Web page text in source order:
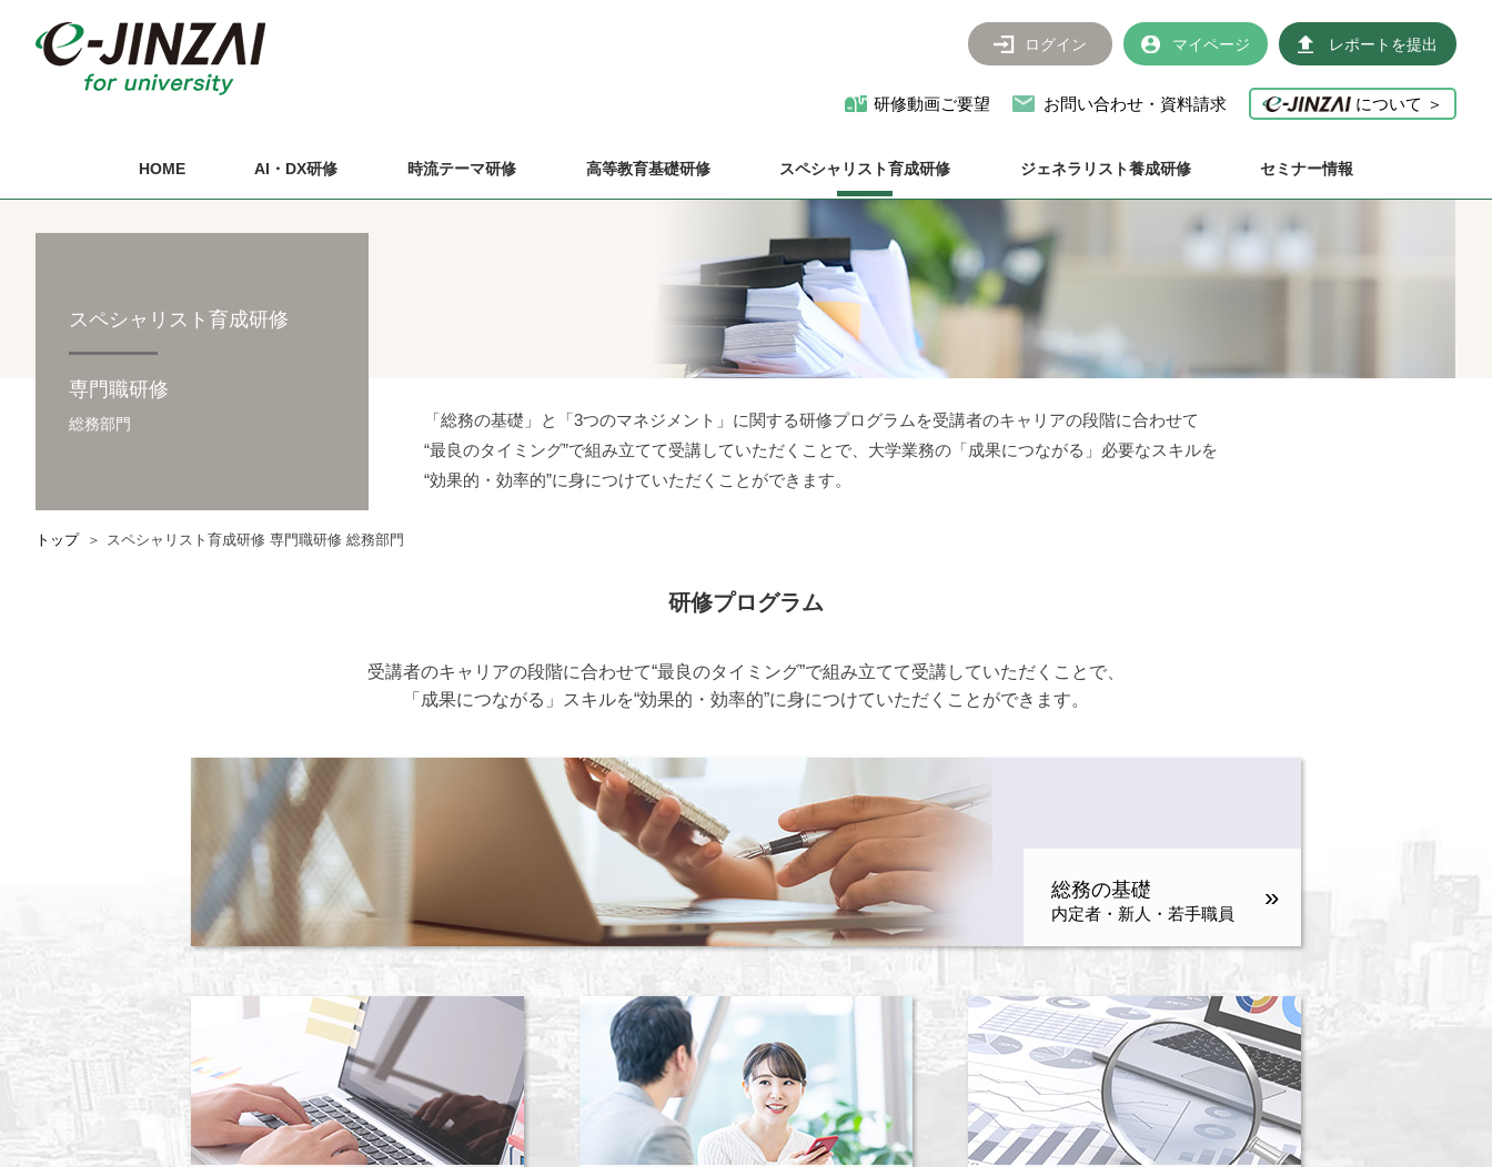
ログイン マイページ レポートを提出
研修動画ご要望 お問い合わせ・資料請求 について ＞
HOME AI・DX研修 時流テーマ研修 高等教育基礎研修 スペシャリスト育成研修 ジェネラリスト養成研修 セミナー情報
スペシャリスト育成研修
専門職研修
総務部門
「総務の基礎」と「3つのマネジメント」に関する研修プログラムを受講者のキャリアの段階に合わせて
“最良のタイミング”で組み立てて受講していただくことで、大学業務の「成果につながる」必要なスキルを
“効果的・効率的”に身につけていただくことができます。
トップ スペシャリスト育成研修 専門職研修 総務部門
研修プログラム
受講者のキャリアの段階に合わせて“最良のタイミング”で組み立てて受講していただくことで、
「成果につながる」スキルを“効果的・効率的”に身につけていただくことができます。
総務の基礎
内定者・新人・若手職員
»